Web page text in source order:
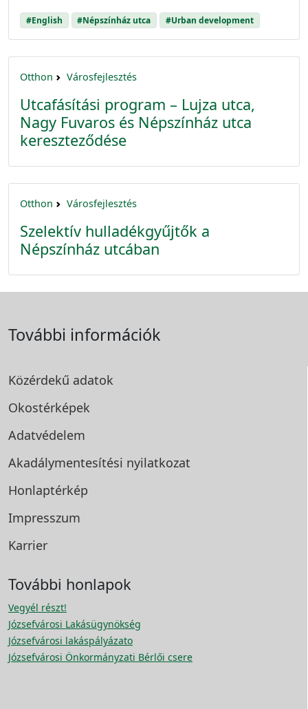
#English #Népszínház utca #Urban development
Otthon Városfejlesztés
Utcafásítási program – Lujza utca,
Nagy Fuvaros és Népszínház utca
kereszteződése
Otthon Városfejlesztés
Szelektív hulladékgyűjtők a
Népszínház utcában
További információk
Közérdekű adatok
Okostérképek
Adatvédelem
Akadálymentesítési nyilatkozat
Honlaptérkép
Impresszum
Karrier
További honlapok
Vegyél részt!
Józsefvárosi Lakásügynökség
Józsefvárosi lakáspályázato
Józsefvárosi Önkormányzati Bérlői csere